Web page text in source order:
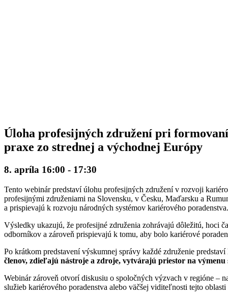
Úloha profesijných združení pri
praxe zo strednej a východnej Európy
8. apríla 16:00 - 17:30
Tento webinár predstaví úlohu profesijných združení v rozvoji
profesijnými združeniami na Slovensku, v Česku, Maďarsku a
a prispievajú k rozvoju národných systémov kariérového poradenstva.
Výsledky ukazujú, že profesijné združenia zohrávajú dôležitú, hoci
odborníkov a zároveň prispievajú k tomu, aby bolo kariérové
Po krátkom predstavení výskumnej správy každé združenie predstaví
členov, zdieľajú nástroje a zdroje, vytvárajú priestor na
Webinár zároveň otvorí diskusiu o spoločných výzvach v regióne –
služieb kariérového poradenstva alebo väčšej viditeľnosti tejto